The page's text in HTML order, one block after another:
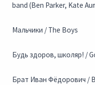
band (Ben Parker, Kate
Мальчики / The Boys
Будь здоров, школяр! /
Брат Иван Фёдорович /